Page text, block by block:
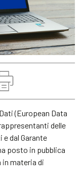
(European Data
delle
dal Garante
posto in pubblica
materia di